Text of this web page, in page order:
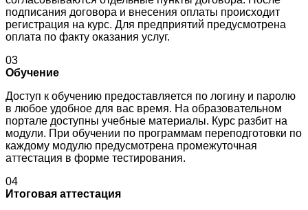
подписания договора и внесения оплаты происходит
регистрация на курс. Для предприятий предусмотрена
оплата по факту оказания услуг.
03
Обучение
Доступ к обучению предоставляется по логину и паролю
в любое удобное для вас время. На образовательном
портале доступны учебные материалы. Курс разбит на
модули. При обучении по программам переподготовки по
каждому модулю предусмотрена промежуточная
аттестация в форме тестирования.
04
Итоговая аттестация